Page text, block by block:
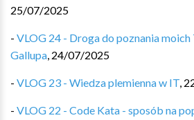
25/07/2025
- VLOG 24 - Droga do poznania
Gallupa, 24/07/2025
- VLOG 23 - Wiedza plemienna w IT,
- VLOG 22 - Code Kata - sposób na